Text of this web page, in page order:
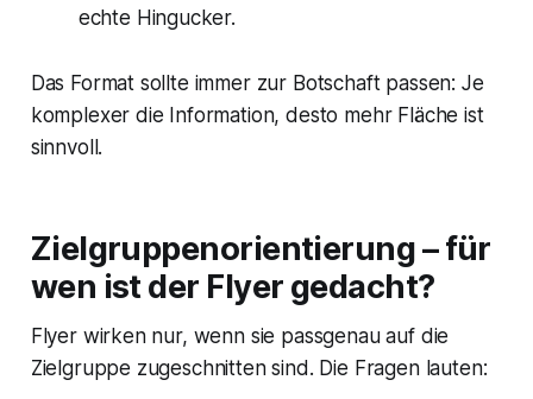
echte Hingucker.
Das Format sollte immer zur Botschaft passen: Je
komplexer die Information, desto mehr Fläche ist
sinnvoll.
Zielgruppenorientierung – für
wen ist der Flyer gedacht?
Flyer wirken nur, wenn sie passgenau auf die
Zielgruppe zugeschnitten sind. Die Fragen lauten: